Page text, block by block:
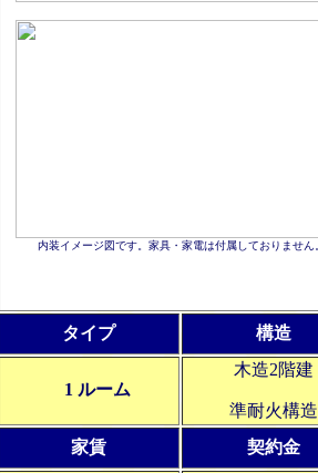
内装イメージ図です。家具・家電は付属しておりません
タイプ 構造
1 ルーム
木造2階建
準耐火構造
家賃
契約金